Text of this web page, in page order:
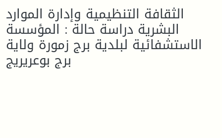
الثقافة التنظيمية وإدارة الموارد
البشرية دراسة حالة : المؤسسة
الاستشفائية لبلدية برج زمورة ولاية
برج بوعريريج